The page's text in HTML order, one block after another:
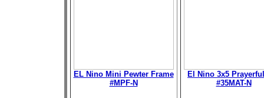
EL Nino Mini Pewter Frame
#MPF-N
El Nino 3x5
#35MAT-N